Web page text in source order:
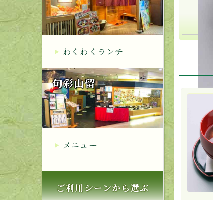
わくわくランチ
旬彩山留
メニュー
ご利用シーンから選ぶ